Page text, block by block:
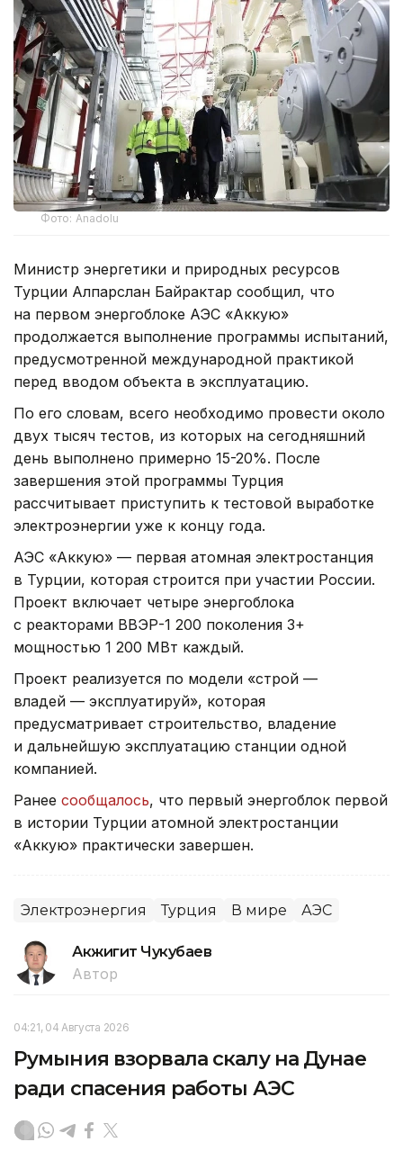
Фото: Anadolu
Министр энергетики и природных ресурсов
Турции Алпарслан Байрактар сообщил, что
на первом энергоблоке АЭС «Аккую»
продолжается выполнение программы испытаний,
предусмотренной международной практикой
перед вводом объекта в эксплуатацию.
По его словам, всего необходимо провести около
двух тысяч тестов, из которых на сегодняшний
день выполнено примерно 15-20%. После
завершения этой программы Турция
рассчитывает приступить к тестовой выработке
электроэнергии уже к концу года.
АЭС «Аккую» — первая атомная электростанция
в Турции, которая строится при участии России.
Проект включает четыре энергоблока
с реакторами ВВЭР-1 200 поколения 3+
мощностью 1 200 МВт каждый.
Проект реализуется по модели «строй —
владей — эксплуатируй», которая
предусматривает строительство, владение
и дальнейшую эксплуатацию станции одной
компанией.
Ранее сообщалось, что первый энергоблок первой
в истории Турции атомной электростанции
«Аккую» практически завершен.
Электроэнергия Турция В мире АЭС
Акжигит Чукубаев
Автор
04:21, 04 Августа 2026
Румыния взорвала скалу на Дунае
ради спасения работы АЭС